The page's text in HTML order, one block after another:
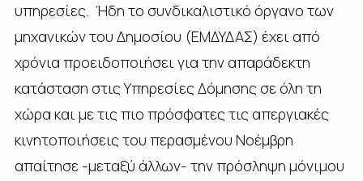
υπηρεσίες. Ήδη το συνδικαλιστικό όργανο των
μηχανικών του Δημοσίου (ΕΜΔΥΔΑΣ) έχει από
χρόνια προειδοποιήσει για την απαράδεκτη
κατάσταση στις Υπηρεσίες Δόμησης σε όλη τη
χώρα και με τις πιο πρόσφατες τις απεργιακές
κινητοποιήσεις του περασμένου Νοέμβρη
απαίτησε -μεταξύ άλλων- την πρόσληψη μόνιμου